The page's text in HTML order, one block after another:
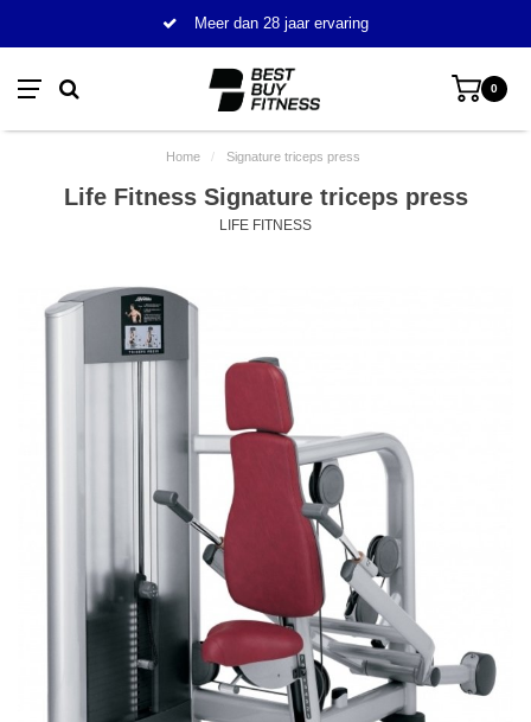
Meer dan 28 jaar ervaring
0
Home / Signature triceps press
Life Fitness Signature triceps press
LIFE FITNESS